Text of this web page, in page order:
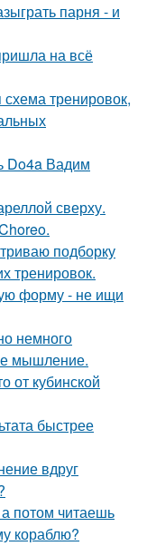
парня - и
на всё
тренировок,
Do4a Вадим
сверху.
подборку
тренировок.
форму - не ищи
немного
мышление.
от кубинской
быстрее
вдруг
потом читаешь
кораблю?